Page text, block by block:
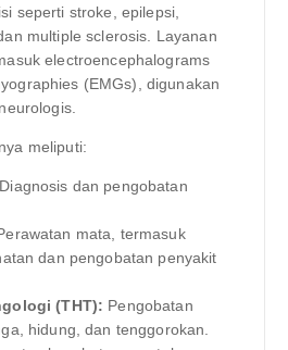
seperti stroke, epilepsi,
multiple sclerosis. Layanan
electroencephalograms
(EMGs), digunakan
meliputi:
Diagnosis dan pengobatan
mata, termasuk
dan pengobatan penyakit
(THT): Pengobatan
hidung, dan tenggorokan.